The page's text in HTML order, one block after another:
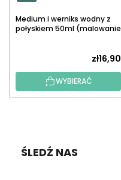
Medium i werniks wodny z
połyskiem 50ml (malowanie
zł16,90
WYBIERAĆ
ŚLEDŹ NAS